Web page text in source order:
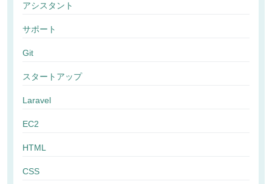
アシスタント
サポート
Git
スタートアップ
Laravel
EC2
HTML
CSS